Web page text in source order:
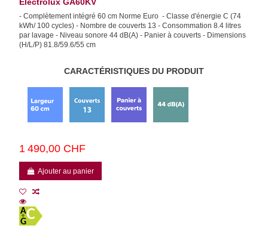
Electrolux GA60KV
- Complètement intégré 60 cm Norme Euro - Classe d'énergie C (74
kWh/ 100 cycles) - Nombre de couverts 13 - Consommation 8.4 litres
par lavage - Niveau sonore 44 dB(A) - Panier à couverts - Dimensions
(H/L/P) 81.8/59.6/55 cm
CARACTÉRISTIQUES DU PRODUIT
1 490,00 CHF
Ajouter au panier
C